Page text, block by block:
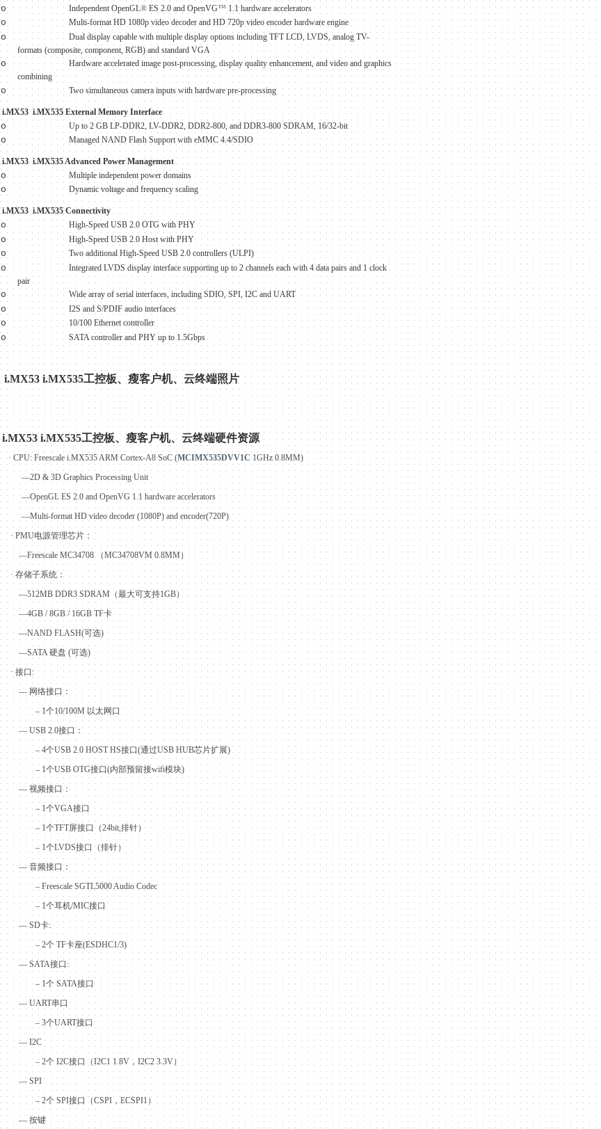
o Independent OpenGL®ES 2.0 and OpenVG™1.1 hardware accelerators
o Multi-format HD 1080p video decoder and HD 720p video encoder hardware engine
o
Dual display capable with multiple display options including TFT LCD, LVDS, analog TV-
formats (composite, component, RGB) and standard VGA
o
Hardware accelerated image post-processing, display quality enhancement, and video and graphics
combining
o Two simultaneous camera inputs with hardware pre-processing
i.MX53 i.MX535 External Memory Interface
o Up to 2 GB LP-DDR2, LV-DDR2, DDR2-800, and DDR3-800 SDRAM, 16/32-bit
o Managed NAND Flash Support with eMMC 4.4/SDIO
i.MX53 i.MX535 Advanced Power Management
o Multiple independent power domains
o Dynamic voltage and frequency scaling
i.MX53 i.MX535 Connectivity
o High-Speed USB 2.0 OTG with PHY
o High-Speed USB 2.0 Host with PHY
o Two additional High-Speed USB 2.0 controllers (ULPI)
o
Integrated LVDS display interface supporting up to 2 channels each with 4 data pairs and 1 clock
pair
o Wide array of serial interfaces, including SDIO, SPI, I2Cand UART
o I2S and S/PDIF audio interfaces
o 10/100 Ethernet controller
o SATA controller and PHY up to 1.5Gbps
i.MX53 i.MX535工控板、瘦客户机、云终端照片
i.MX53 i.MX535工控板、瘦客户机、云终端硬件资源
· CPU: Freescale i.MX535 ARM Cortex-A8 SoC (MCIMX535DVV1C1GHz 0.8MM)
—2D & 3D Graphics Processing Unit
—OpenGL ES 2.0 and OpenVG 1.1 hardware accelerators
—Multi-format HD video decoder (1080P) and encoder(720P)
·PMU电源管理芯片：
—Freescale MC34708 （MC34708VM 0.8MM ）
· 存储子系统：
—512MB DDR3 SDRAM （最大可支持1GB）
—4GB / 8GB / 16GB TF卡
—NAND FLASH(可选)
—SATA硬盘 (可选)
· 接口:
— 网络接口：
– 1个10/100M 以太网口
— USB 2.0接口：
– 4个USB 2.0 HOST HS接口(通过USB HUB芯片扩展)
– 1个USB OTG接口(内部预留接wifi模块)
— 视频接口：
– 1个VGA接口
– 1个TFT屏接口（24bit,排针）
– 1个LVDS接口（排针）
— 音频接口：
– Freescale SGTL5000 Audio Codec
– 1个耳机/MIC接口
— SD卡:
– 2个 TF卡座(ESDHC1/3)
— SATA接口 :
– 1个 SATA接口
— UART串口
– 3个UART接口
— I2C
– 2个 I2C接口（I2C1 1.8V， I2C2 3.3V）
— SPI
– 2个 SPI接口（CSPI，ECSPI1 ）
— 按键